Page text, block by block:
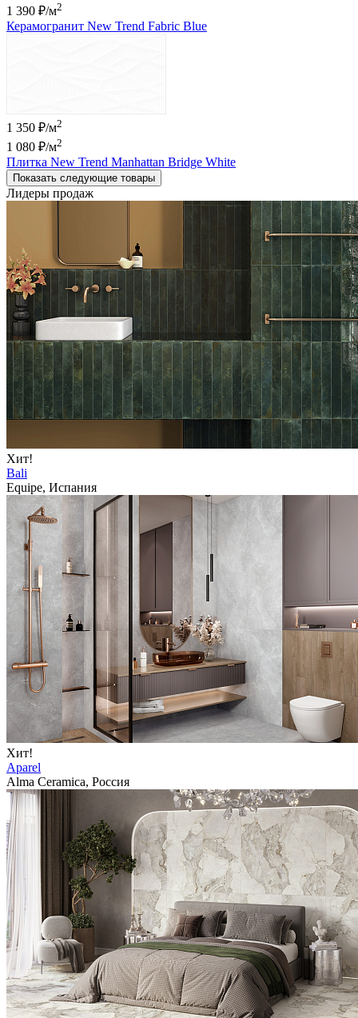
1 390 ₽/м2
Керамогранит New Trend Fabric Blue
1 350 ₽/м2
1 080 ₽/м2
Плитка New Trend Manhattan Bridge White
Показать следующие товары
Лидеры продаж
Хит!
Bali
Equipe, Испания
Хит!
Aparel
Alma Ceramica, Россия